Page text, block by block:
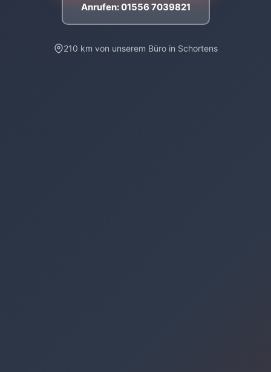
Anrufen: 01556 7039821
210 km von unserem Büro in Schortens